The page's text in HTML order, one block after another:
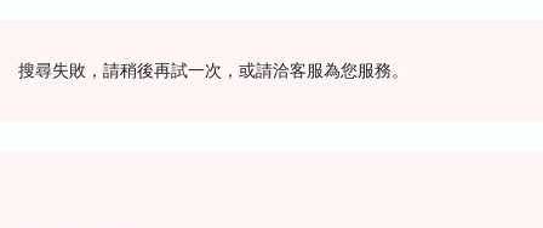
搜尋失敗，請稍後再試一次，或請洽客服為您服務。